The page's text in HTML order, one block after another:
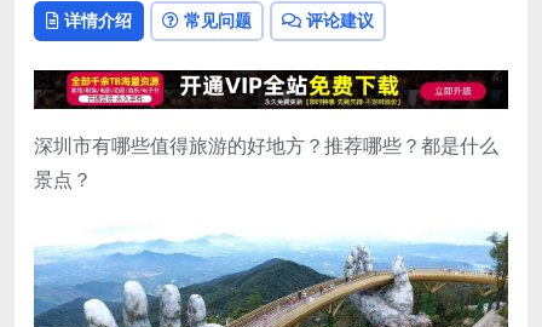
详情介绍 常见问题 评论建议
深圳市有哪些值得旅游的好地方？推荐哪些？都是什么
景点？